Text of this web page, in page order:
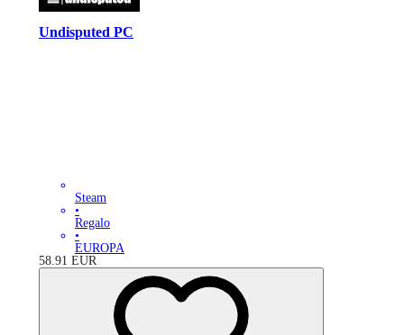
Undisputed PC
Steam
•
Regalo
•
EUROPA
58.91 EUR